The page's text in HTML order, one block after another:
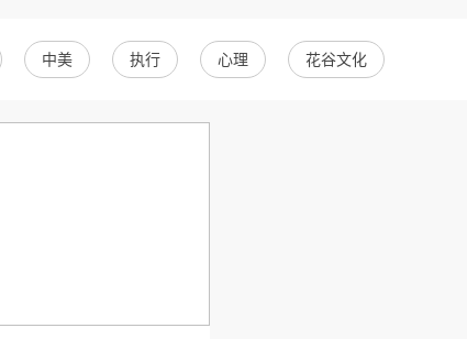
中美 执行 心理 花谷文化